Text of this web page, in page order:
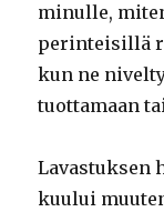
minulle,
perinteisillä
kun ne
tuottamaan
kuului